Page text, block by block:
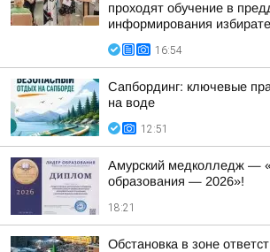
проходят обучение в
информирования
16:54
Сапбординг: ключевые
на воде
12:51
Амурский медколледж —
образования — 2026»!
18:21
Обстановка в зоне